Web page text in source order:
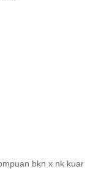
bkn x nk kuar